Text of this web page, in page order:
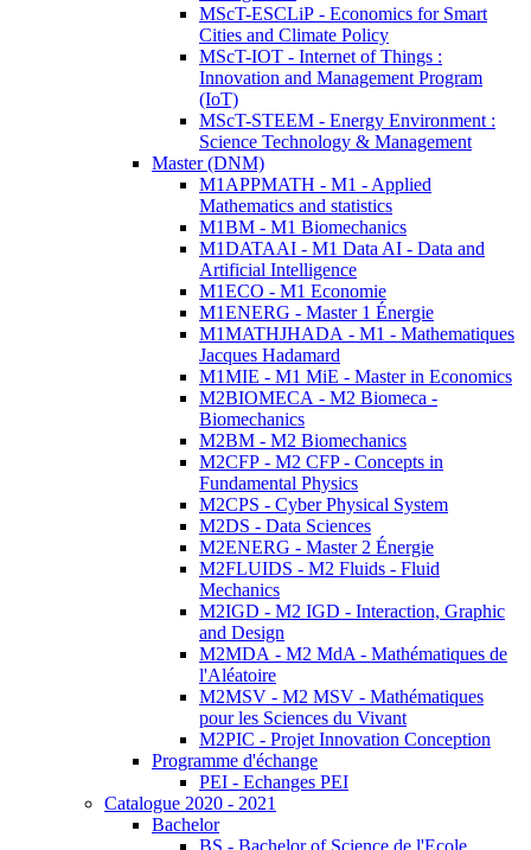
MScT-ESCLiP - Economics for Smart
Cities and Climate Policy
MScT-IOT - Internet of Things :
Innovation and Management Program
(IoT)
MScT-STEEM - Energy Environment :
Science Technology & Management
Master (DNM)
M1APPMATH - M1 - Applied
Mathematics and statistics
M1BM - M1 Biomechanics
M1DATAAI - M1 Data AI - Data and
Artificial Intelligence
M1ECO - M1 Economie
M1ENERG - Master 1 Énergie
M1MATHJHADA - M1 - Mathematiques
Jacques Hadamard
M1MIE - M1 MiE - Master in Economics
M2BIOMECA - M2 Biomeca -
Biomechanics
M2BM - M2 Biomechanics
M2CFP - M2 CFP - Concepts in
Fundamental Physics
M2CPS - Cyber Physical System
M2DS - Data Sciences
M2ENERG - Master 2 Énergie
M2FLUIDS - M2 Fluids - Fluid
Mechanics
M2IGD - M2 IGD - Interaction, Graphic
and Design
M2MDA - M2 MdA - Mathématiques de
l'Aléatoire
M2MSV - M2 MSV - Mathématiques
pour les Sciences du Vivant
M2PIC - Projet Innovation Conception
Programme d'échange
PEI - Echanges PEI
Catalogue 2020 - 2021
Bachelor
BS - Bachelor of Science de l'Ecole